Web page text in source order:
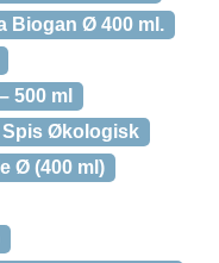
Biogan Ø 400 ml.
500 ml
Økologisk
Ø (400 ml)